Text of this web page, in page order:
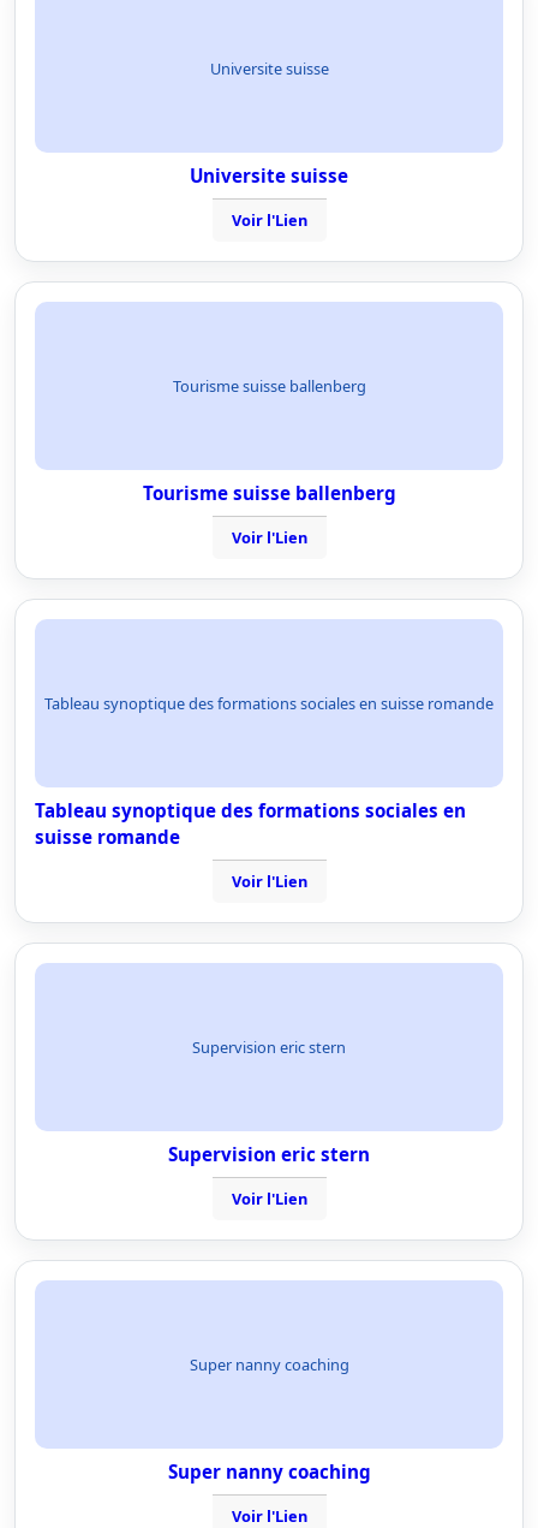
Universite suisse
Universite suisse
Voir l'Lien
Tourisme suisse ballenberg
Tourisme suisse ballenberg
Voir l'Lien
Tableau synoptique des formations sociales en suisse romande
Tableau synoptique des formations sociales en
suisse romande
Voir l'Lien
Supervision eric stern
Supervision eric stern
Voir l'Lien
Super nanny coaching
Super nanny coaching
Voir l'Lien